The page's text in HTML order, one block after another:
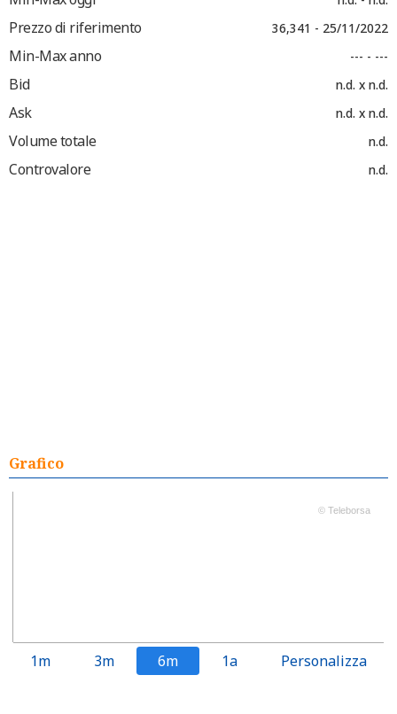
Prezzo di riferimento 36,341 - 25/11/2022
Min-Max anno --- - ---
Bid n.d. x n.d.
Ask n.d. x n.d.
Volume totale n.d.
Controvalore n.d.
Grafico
© Teleborsa
1m 3m 6m 1a Personalizza